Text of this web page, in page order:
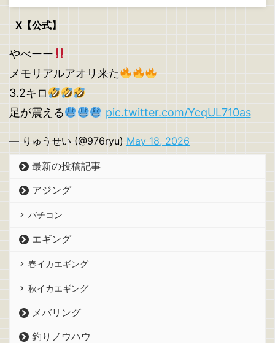
X【公式】
やべーー
メモリアルアオリ来た
3.2キロ
足が震える
pic.twitter.com/YcqUL710as
— りゅうせい (@976ryu) May 18, 2026
最新の投稿記事
アジング
バチコン
エギング
春イカエギング
秋イカエギング
メバリング
釣りノウハウ